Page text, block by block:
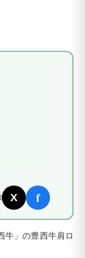
X f
牛」の豊西牛肩ロ